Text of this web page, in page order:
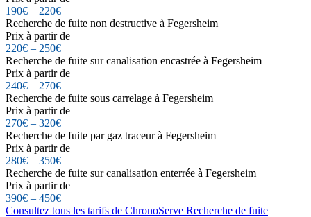
190€ – 220€
Recherche de fuite non destructive à Fegersheim
Prix à partir de
220€ – 250€
Recherche de fuite sur canalisation encastrée à Fegersheim
Prix à partir de
240€ – 270€
Recherche de fuite sous carrelage à Fegersheim
Prix à partir de
270€ – 320€
Recherche de fuite par gaz traceur à Fegersheim
Prix à partir de
280€ – 350€
Recherche de fuite sur canalisation enterrée à Fegersheim
Prix à partir de
390€ – 450€
Consultez tous les tarifs de ChronoServe Recherche de fuite